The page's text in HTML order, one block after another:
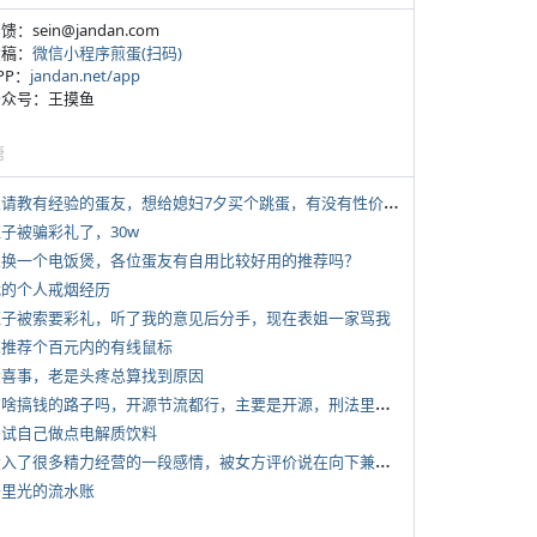
：sein@jandan.com
： 微信小程序煎蛋(扫码)
： jandan.net/app
号：王摸鱼
*
想请教有经验的蛋友，想给媳妇7夕买个跳蛋，有没有性价比高的推荐
被骗彩礼了，30w
一个电饭煲，各位蛋友有自用比较好用的推荐吗？
个人戒烟经历
被索要彩礼，听了我的意见后分手，现在表姐一家骂我
荐个百元内的有线鼠标
事，老是头疼总算找到原因
*
有啥搞钱的路子吗，开源节流都行，主要是开源，刑法里的咱不做
自己做点电解质饮料
*
投入了很多精力经营的一段感情，被女方评价说在向下兼容我，感觉有点破防
光的流水账